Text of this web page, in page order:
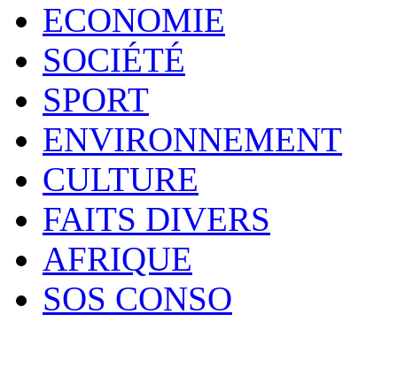
ECONOMIE
SOCIÉTÉ
SPORT
ENVIRONNEMENT
CULTURE
FAITS DIVERS
AFRIQUE
SOS CONSO